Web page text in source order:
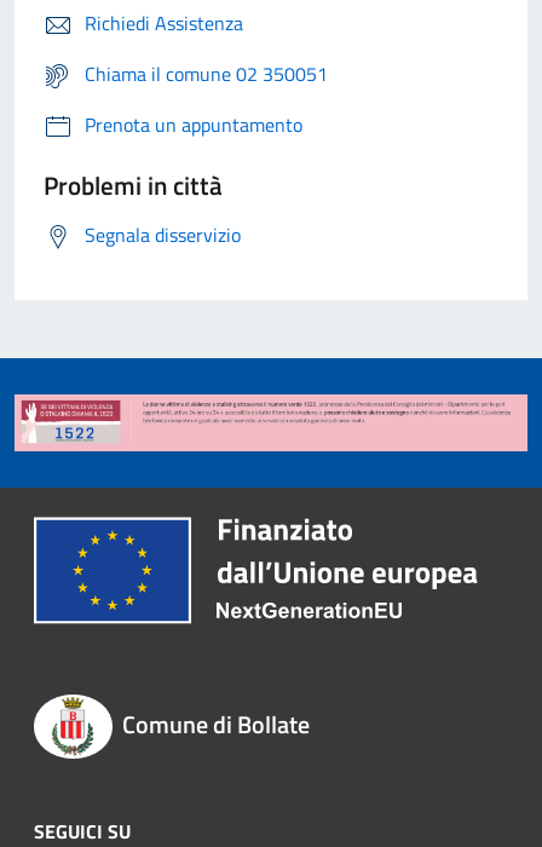
Richiedi Assistenza
Chiama il comune 02 350051
Prenota un appuntamento
Problemi in città
Segnala disservizio
Comune di Bollate
SEGUICI SU